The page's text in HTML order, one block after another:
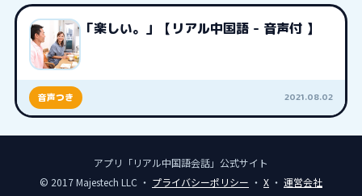
「楽しい。」【リアル中国語 - 音声付 】
音声つき 2021.08.02
アプリ「リアル中国語会話」公式サイト
© 2017 Majestech LLC ・ プライバシーポリシー ・ X ・ 運営会社